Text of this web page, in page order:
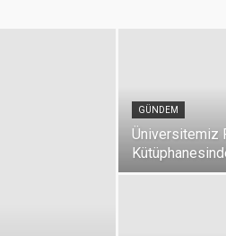
GÜNDEM
Üniversitemiz